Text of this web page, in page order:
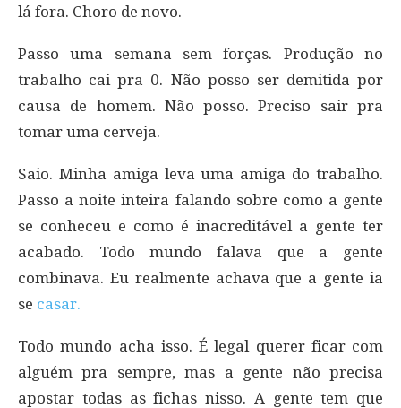
lá fora. Choro de novo.
Passo uma semana sem forças. Produção no
trabalho cai pra 0. Não posso ser demitida por
causa de homem. Não posso. Preciso sair pra
tomar uma cerveja.
Saio. Minha amiga leva uma amiga do trabalho.
Passo a noite inteira falando sobre como a gente
se conheceu e como é inacreditável a gente ter
acabado. Todo mundo falava que a gente
combinava. Eu realmente achava que a gente ia
se casar.
Todo mundo acha isso. É legal querer ficar com
alguém pra sempre, mas a gente não precisa
apostar todas as fichas nisso. A gente tem que